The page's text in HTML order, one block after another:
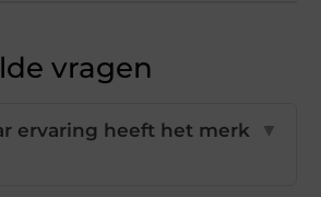
vragen
ervaring heeft het merk
▼